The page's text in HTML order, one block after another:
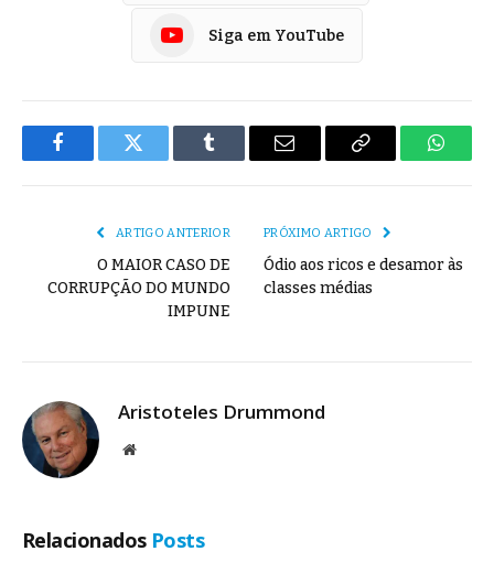
Siga em YouTube
FacebookTwitter Tumblr
E-
Copiar
ARTIGO ANTERIOR
O MAIOR CASO DE
CORRUPÇÃO DO MUNDO
IMPUNE
PRÓXIMO ARTIGO
Ódio aos ricos e desamor às
classes médias
Aristoteles Drummond
Site
Relacionados Posts